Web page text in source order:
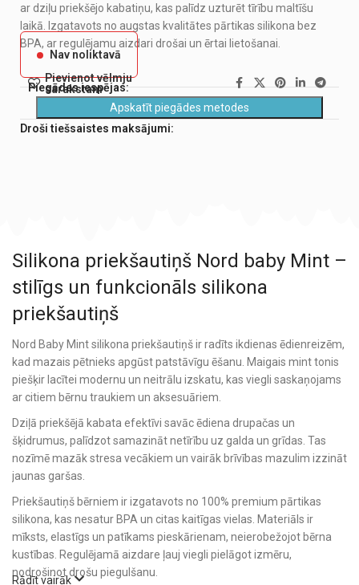
ar dziļu priekšējo kabatiņu, kas palīdz uzturēt tīrību maltīšu
laikā. Izgatavots no augstas kvalitātes pārtikas silikona bez
BPA, ar regulējamu aizdari drošai un ērtai lietošanai.
Nav noliktavā
Pievienot vēlmju
sarakstam
Piegādes iespējas:
Apskatīt piegādes metodes
Droši tiešsaistes maksājumi:
Silikona priekšautiņš Nord baby Mint –
stilīgs un funkcionāls silikona
priekšautiņš
Nord Baby Mint silikona priekšautiņš ir radīts ikdienas ēdienreizēm,
kad mazais pētnieks apgūst patstāvīgu ēšanu. Maigais mint tonis
piešķir lacītei modernu un neitrālu izskatu, kas viegli saskaņojams
ar citiem bērnu traukiem un aksesuāriem.
Dziļā priekšējā kabata efektīvi savāc ēdiena drupačas un
šķidrumus, palīdzot samazināt netīrību uz galda un grīdas. Tas
nozīmē mazāk stresa vecākiem un vairāk brīvības mazulim izzināt
jaunas garšas.
Priekšautiņš bērniem ir izgatavots no 100% premium pārtikas
silikona, kas nesatur BPA un citas kaitīgas vielas. Materiāls ir
mīksts, elastīgs un patīkams pieskārienam, neierobežojot bērna
kustības. Regulējamā aizdare ļauj viegli pielāgot izmēru,
nodrošinot drošu piegulšanu.
Rādīt vairāk